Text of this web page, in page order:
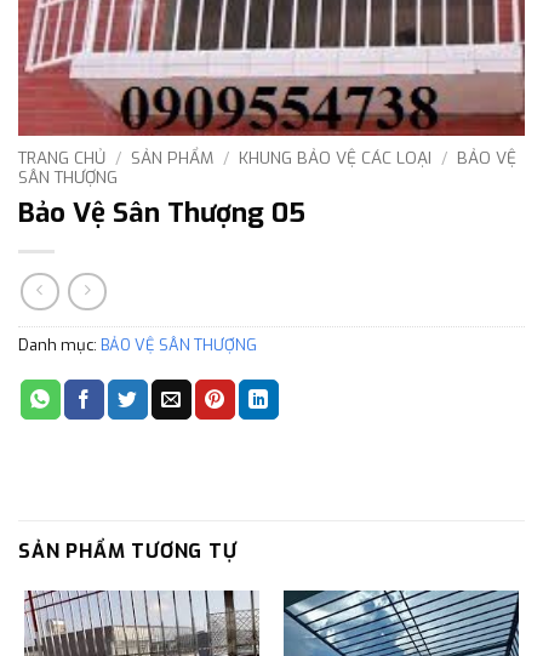
TRANG CHỦ / SẢN PHẨM / KHUNG BẢO VỆ CÁC LOẠI / BẢO VỆ
SÂN THƯỢNG
Bảo Vệ Sân Thượng 05
Danh mục: BẢO VỆ SÂN THƯỢNG
SẢN PHẨM TƯƠNG TỰ